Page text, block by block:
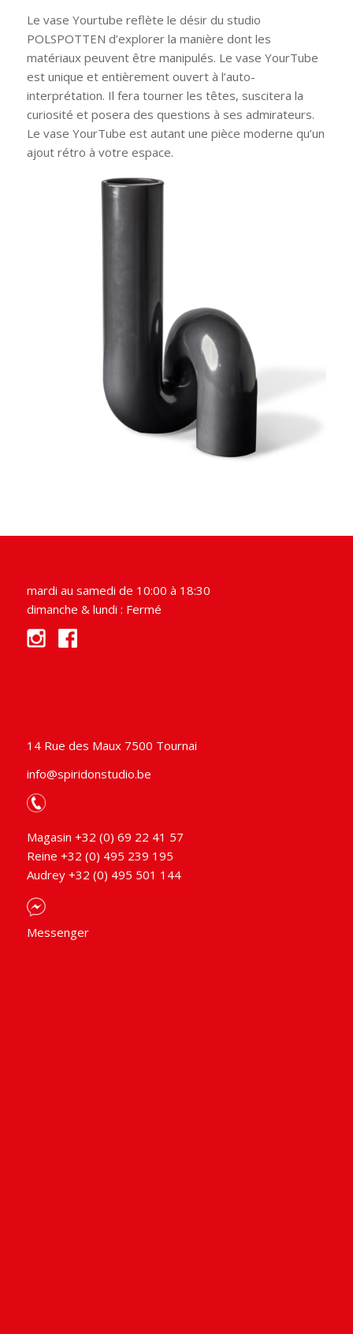
Le vase Yourtube reflète le désir du studio
POLSPOTTEN d’explorer la manière dont les
matériaux peuvent être manipulés. Le vase YourTube
est unique et entièrement ouvert à l’auto-
interprétation. Il fera tourner les têtes, suscitera la
curiosité et posera des questions à ses admirateurs.
Le vase YourTube est autant une pièce moderne qu’un
ajout rétro à votre espace.
mardi au samedi de 10:00 à 18:30
dimanche & lundi : Fermé
14 Rue des Maux 7500 Tournai
info@spiridonstudio.be
Magasin +32 (0) 69 22 41 57
Reine +32 (0) 495 239 195
Audrey +32 (0) 495 501 144
Messenger